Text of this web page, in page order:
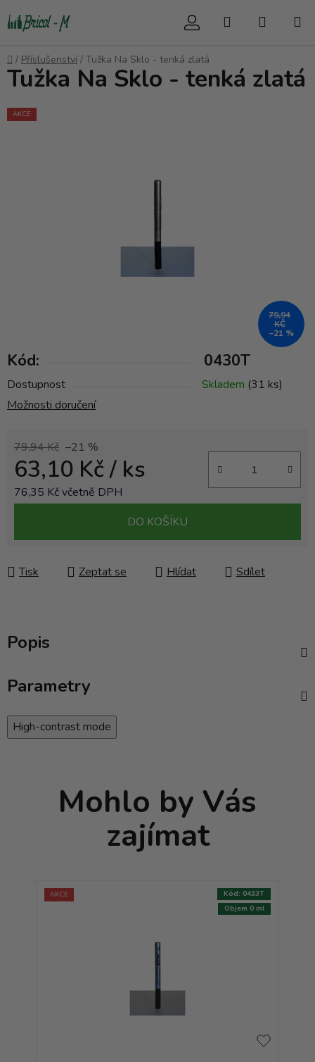
na
Hledat
Domů
/ Příslušenství / Tužka Na Sklo - tenká zlatá
Kód: 0430T
Dostupnost Skladem (31 ks)
Možnosti doručení
79,94 Kč –21 %
63,10 Kč/ ks
76,35 Kč včetně DPH
DO KOŠÍKU
Tisk Zeptat se Hlídat Sdílet
Tužka Na Sklo - tenká zlatá
AKCE
79,94
KČ
–21 %
Popis
Parametry
High-contrast mode
Mohlo by Vás
zajímat
AKCE
Objem 0 ml
Kód: 0433T